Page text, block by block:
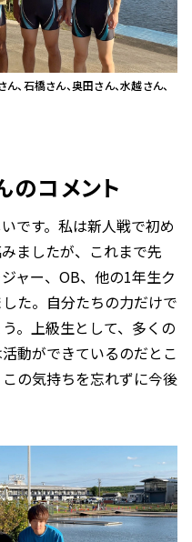
、石橋さん、奥田さん、水越さん、
のコメント
です。私は新人戦で初め
ましたが、これまで先
ャー、OB、他の1年生ク
た。自分たちの力だけで
。上級生として、多くの
動ができているのだとこ
の気持ちを忘れずに今後